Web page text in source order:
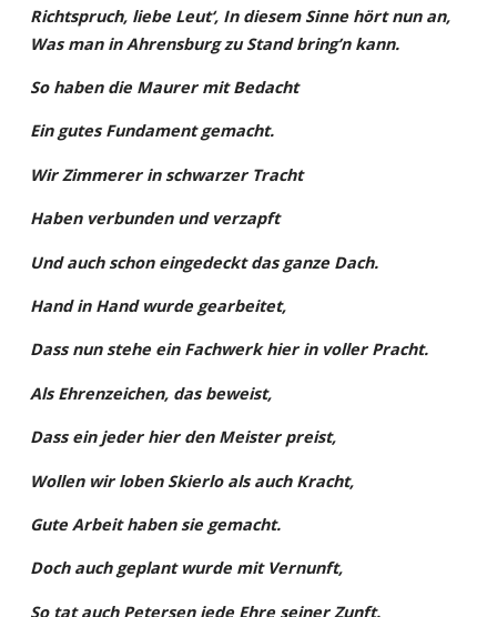
Richtspruch, liebe Leut‘, In diesem Sinne hört nun an,
Was man in Ahrensburg zu Stand bring’n kann.
So haben die Maurer mit Bedacht
Ein gutes Fundament gemacht.
Wir Zimmerer in schwarzer Tracht
Haben verbunden und verzapft
Und auch schon eingedeckt das ganze Dach.
Hand in Hand wurde gearbeitet,
Dass nun stehe ein Fachwerk hier in voller Pracht.
Als Ehrenzeichen, das beweist,
Dass ein jeder hier den Meister preist,
Wollen wir loben Skierlo als auch Kracht,
Gute Arbeit haben sie gemacht.
Doch auch geplant wurde mit Vernunft,
So tat auch Petersen jede Ehre seiner Zunft.